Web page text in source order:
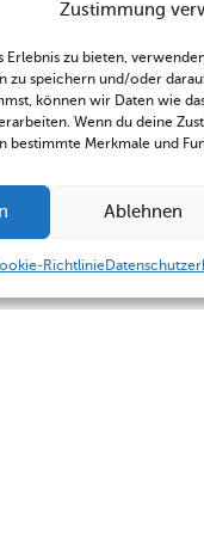
Zustimmung
Erlebnis zu bieten,
zu speichern und/oder
können wir Daten wie
Wenn du deine
bestimmte Merkmale und
Ablehnen
Richtlinie